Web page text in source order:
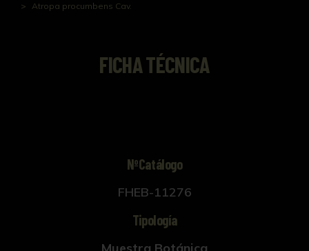
Atropa procumbens Cav.
FICHA TÉCNICA
NºCatálogo
FHEB-11276
Tipología